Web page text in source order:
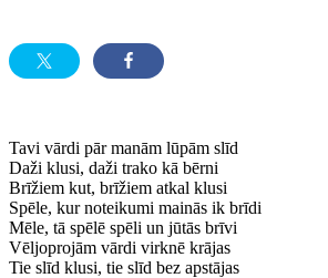
Tavi vārdi pār manām lūpām slīd
Daži klusi, daži trako kā bērni
Brīžiem kut, brīžiem atkal klusi
Spēle, kur noteikumi mainās ik brīdi
Mēle, tā spēlē spēli un jūtās brīvi
Vēljoprojām vārdi virknē krājas
Tie slīd klusi, tie slīd bez apstājas